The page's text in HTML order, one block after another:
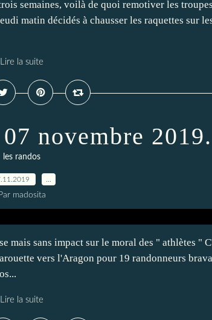
semaines, voilà de quoi remotiver les
matin décidés à chausser les raquettes sur
Lire la suite
novembre 2019.
les randos
Par madosita
mais sans impact sur le moral des " athlètes "
vers l'Aragon pour 19 randonneurs
Lire la suite